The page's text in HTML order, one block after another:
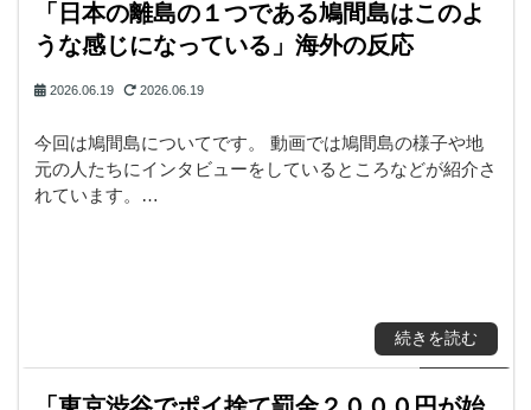
「日本の離島の１つである鳩間島はこのよ
うな感じになっている」海外の反応
2026.06.19 2026.06.19
今回は鳩間島についてです。 動画では鳩間島の様子や地
元の人たちにインタビューをしているところなどが紹介さ
れています。…
続きを読む